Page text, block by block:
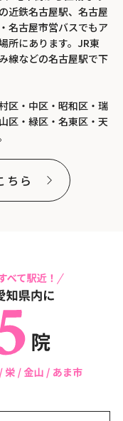
近鉄名古屋駅、名古屋
名古屋市営バスでもア
所にあります。JR東
線などの名古屋駅で下
区・中区・昭和区・瑞
区・緑区・名東区・天
ちら